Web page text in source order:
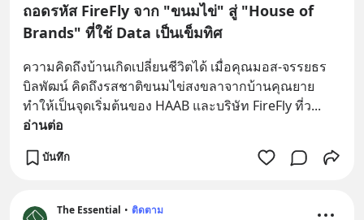
ถอดรหัส FireFly จาก "ขนมไข่" สู่ "House of
Brands" ที่ใช้ Data เป็นเข็มทิศ
ความคิดถึงบ้านเกิดเปลี่ยนชีวิตได้ เมื่อคุณมอส-จรรยธร
บิลพัฒน์ คิดถึงรสชาติขนมไข่สงขลาจากบ้านคุณยาย
ทำให้เป็นจุดเริ่มต้นของ HAAB และบริษัท FireFly ที่ว
อ่านต่อ
บันทึก
The Essential • ติดตาม